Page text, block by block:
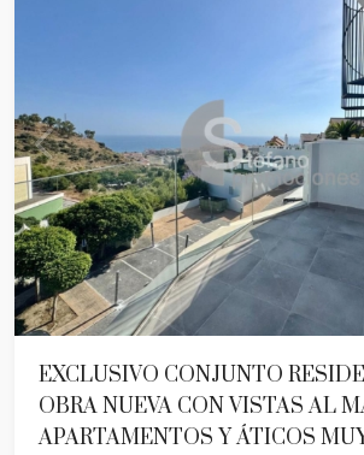
EXCLUSIVO CONJUNTO
OBRA NUEVA CON VISTAS AL
APARTAMENTOS Y ÁTICOS